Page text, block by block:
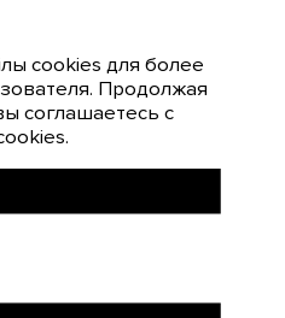
cookies для более
Продолжая
соглашаетесь с